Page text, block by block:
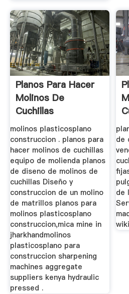
Planos Para Hacer
Molinos De
Cuchillas
molinos plasticosplano
construccion . planos para
hacer molinos de cuchillas
equipo de molienda planos
de diseno de molinos de
cuchillas Diseño y
construccion de un molino
de matrillos planos para
molinos plasticosplano
construccion,mica mine in
jharkhandmolinos
plasticosplano para
construccion sharpening
machines aggregate
suppliers kenya hydraulic
pressed .
de
de